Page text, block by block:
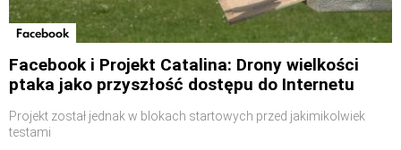
Facebook
Facebook i Projekt Catalina: Drony wielkości
ptaka jako przyszłość dostępu do Internetu
Projekt został jednak w blokach startowych przed jakimikolwiek
testami